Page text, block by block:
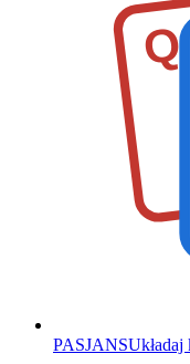
Q
PASJANSUkładaj